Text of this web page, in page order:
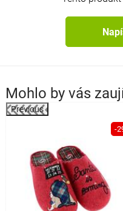
Mohlo by vás
Previous
-